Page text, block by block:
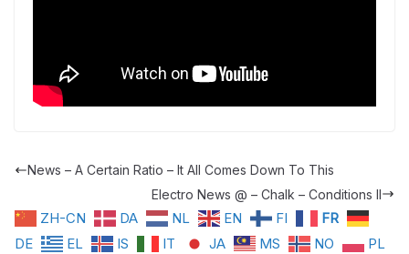
News – A Certain Ratio – It All Comes Down To This
Electro News @ – Chalk – Conditions II
ZH-CN DA NL EN FI
FR
DE
EL IS IT JA MS NO
PL